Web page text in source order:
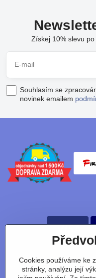
Získej 10% slevu
Souhlasím se
novinek emailem
Nájdete nás taky
Cookies používáme ke
stránky, analýzu její